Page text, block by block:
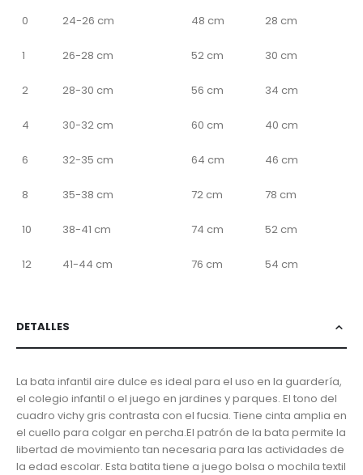
0 24-26 cm 48 cm 28 cm
1 26-28 cm 52 cm 30 cm
2 28-30 cm 56 cm 34 cm
4 30-32 cm 60 cm 40 cm
6 32-35 cm 64 cm 46 cm
8 35-38 cm 72 cm 78 cm
10 38-41 cm 74 cm 52 cm
12 41-44 cm 76 cm 54 cm
DETALLES
La bata infantil aire dulce es ideal para el uso en la guardería,
el colegio infantil o el juego en jardines y parques. El tono del
cuadro vichy gris contrasta con el fucsia. Tiene cinta amplia en
el cuello para colgar en percha.El patrón de la bata permite la
libertad de movimiento tan necesaria para las actividades de
la edad escolar. Esta batita tiene a juego bolsa o mochila textil